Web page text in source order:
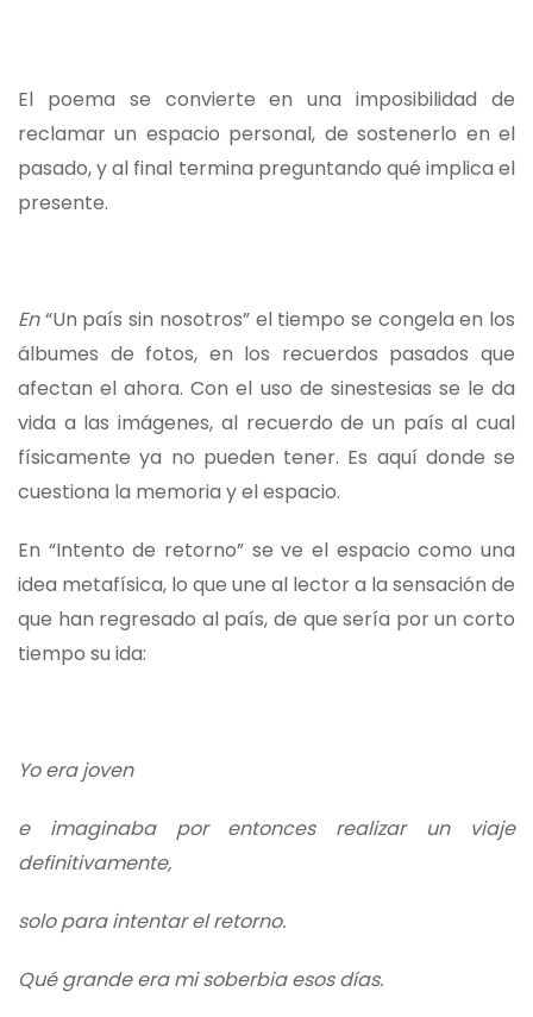
El poema se convierte en una imposibilidad de
reclamar un espacio personal, de sostenerlo en el
pasado, y al final termina preguntando qué implica el
presente.
En“Un país sin nosotros” el tiempo se congela en los
álbumes de fotos, en los recuerdos pasados que
afectan el ahora. Con el uso de sinestesias se le da
vida a las imágenes, al recuerdo de un país al cual
físicamente ya no pueden tener. Es aquí donde se
cuestiona la memoria y el espacio.
En “Intento de retorno” se ve el espacio como una
idea metafísica, lo que une al lector a la sensación de
que han regresado al país, de que sería por un corto
tiempo su ida:
Yo era joven
e imaginaba por entonces realizar un viaje
definitivamente,
solo para intentar el retorno.
Qué grande era mi soberbia esos días.